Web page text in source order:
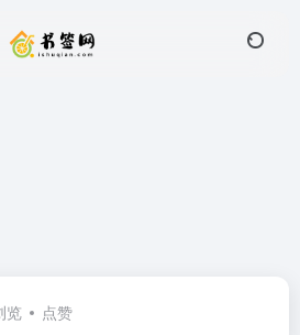
览 点赞